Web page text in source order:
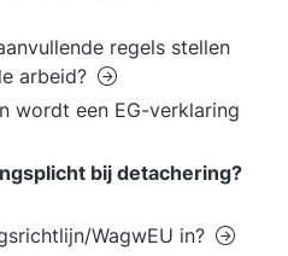
regels stellen
arbeid?
wordt een EG-verklaring
bij detachering?
WagwEU in?